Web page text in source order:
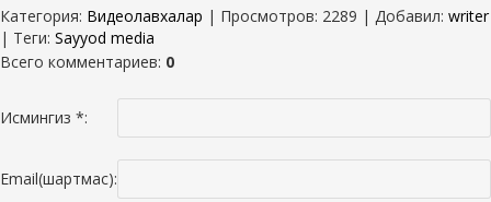
Категория: Видеолавхалар | Просмотров: 2289 | Добавил: writer
| Теги: Sayyod media
Всего комментариев: 0
Исмингиз *:
Email(шартмас):